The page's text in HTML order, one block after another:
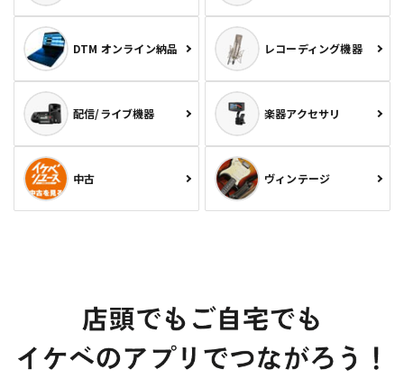
DTM オンライン納品 レコーディング機器
配信/ライブ機器 楽器アクセサリ
中古 ヴィンテージ